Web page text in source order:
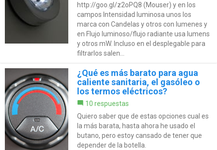
http://goo.gl/z2oPQ8 (Mouser) y en los
campos Intensidad luminosa unos los
marca con Candelas y otros con lumenes y
en Flujo luminoso/flujo radiante usa lumens
y otros mW. Incluso en el desplegable para
filtrarlos salen...
¿Qué es más barato para agua
caliente sanitaria, el gasóleo o
los termos eléctricos?
10 respuestas
Quiero saber que de estas opciones cual es
la más barata, hasta ahora he usado el
butano, pero estoy cansado de tener que
depender de la botella.